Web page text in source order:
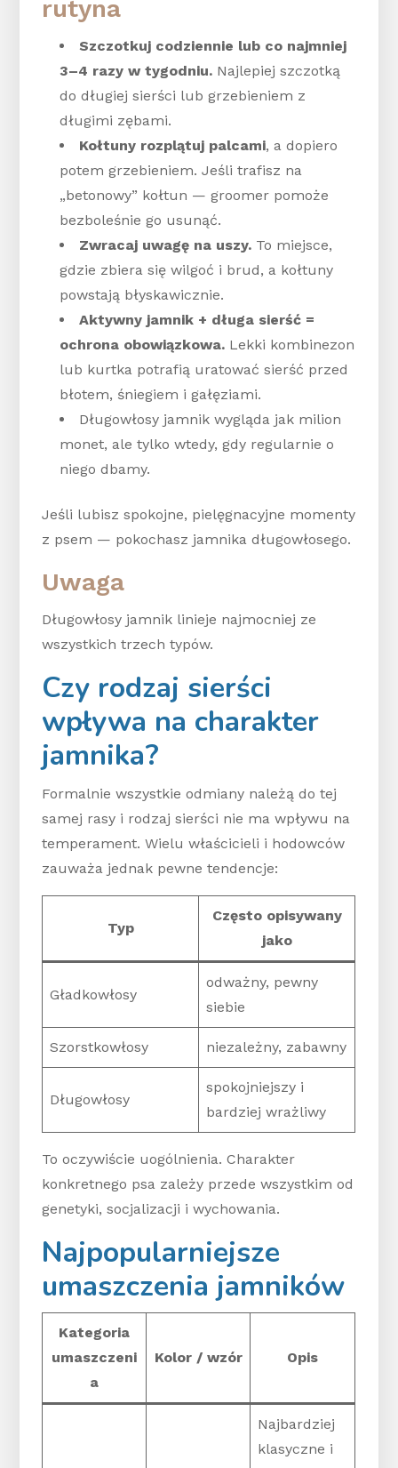
rutyna
Szczotkuj codziennie lub co najmniej
3–4 razy w tygodniu. Najlepiej szczotką
do długiej sierści lub grzebieniem z
długimi zębami.
Kołtuny rozplątuj palcami, a dopiero
potem grzebieniem. Jeśli trafisz na
„betonowy” kołtun — groomer pomoże
bezboleśnie go usunąć.
Zwracaj uwagę na uszy. To miejsce,
gdzie zbiera się wilgoć i brud, a kołtuny
powstają błyskawicznie.
Aktywny jamnik + długa sierść =
ochrona obowiązkowa. Lekki kombinezon
lub kurtka potrafią uratować sierść przed
błotem, śniegiem i gałęziami.
Długowłosy jamnik wygląda jak milion
monet, ale tylko wtedy, gdy regularnie o
niego dbamy.
Jeśli lubisz spokojne, pielęgnacyjne momenty
z psem — pokochasz jamnika długowłosego.
Uwaga
Długowłosy jamnik linieje najmocniej ze
wszystkich trzech typów.
Czy rodzaj sierści
wpływa na charakter
jamnika?
Formalnie wszystkie odmiany należą do tej
samej rasy i rodzaj sierści nie ma wpływu na
temperament. Wielu właścicieli i hodowców
zauważa jednak pewne tendencje:
Typ
Często opisywany
jako
Gładkowłosy
odważny, pewny
siebie
Szorstkowłosy niezależny, zabawny
Długowłosy
spokojniejszy i
bardziej wrażliwy
To oczywiście uogólnienia. Charakter
konkretnego psa zależy przede wszystkim od
genetyki, socjalizacji i wychowania.
Najpopularniejsze
umaszczenia jamników
Kategoria
umaszczeni
a
Kolor / wzór Opis
Najbardziej
klasyczne i